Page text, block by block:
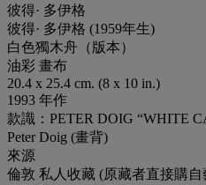
彼得· 多伊格
彼得· 多伊格 (1959年生)
白色獨木舟（版本）
油彩 畫布
20.4 x 25.4 cm. (8 x 10 in.)
1993 年作
款識：PETER DOIG “WHITE
Peter Doig (畫背)
來源
倫敦 私人收藏 (原藏者直接購自